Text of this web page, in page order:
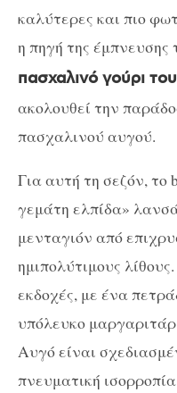
καλύτερες και πιο
η πηγή της έμπνευσης
πασχαλινό γούρι
ακολουθεί την
πασχαλινού αυγού.
Για αυτή τη σεζόν, το
γεμάτη ελπίδα»
μενταγιόν από
ημιπολύτιμους
εκδοχές, με ένα
υπόλευκο
Αυγό είναι
πνευματική